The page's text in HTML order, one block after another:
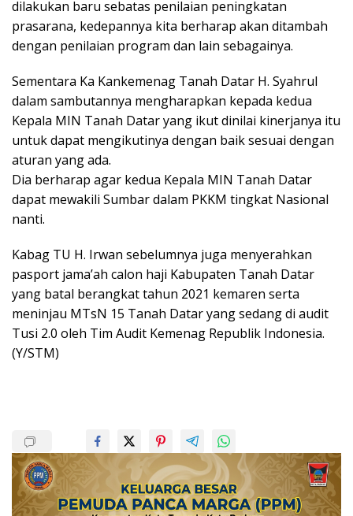
dilakukan baru sebatas penilaian peningkatan
prasarana, kedepannya kita berharap akan ditambah
dengan penilaian program dan lain sebagainya.
Sementara Ka Kankemenag Tanah Datar H. Syahrul
dalam sambutannya mengharapkan kepada kedua
Kepala MIN Tanah Datar yang ikut dinilai kinerjanya itu
untuk dapat mengikutinya dengan baik sesuai dengan
aturan yang ada.
Dia berharap agar kedua Kepala MIN Tanah Datar
dapat mewakili Sumbar dalam PKKM tingkat Nasional
nanti.
Kabag TU H. Irwan sebelumnya juga menyerahkan
pasport jama’ah calon haji Kabupaten Tanah Datar
yang batal berangkat tahun 2021 kemaren serta
meninjau MTsN 15 Tanah Datar yang sedang di audit
Tusi 2.0 oleh Tim Audit Kemenag Republik Indonesia.
(Y/STM)